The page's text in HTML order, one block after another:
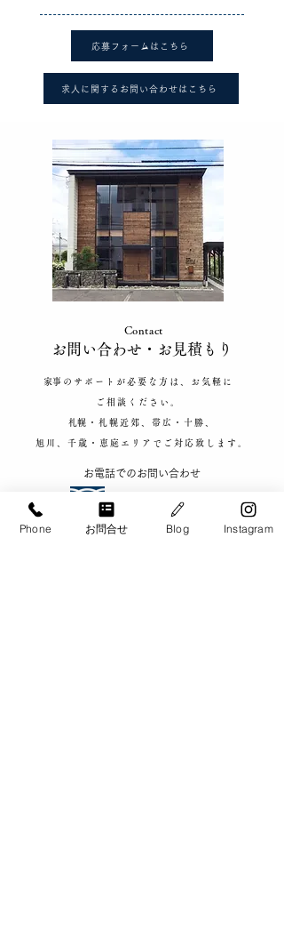
応募フォームはこちら
求人に関するお問い合わせはこちら
Contact
​お問い合わせ​・お見積もり
​家事のサポートが必要な方は、お気軽に
ご相談ください。
​札幌・札幌近郊、帯広・十勝、
旭川、千歳・恵庭エリアで ご対応致します。
​お電話でのお問い合わせ
【お問い合わせ対応可能時間】​9:00 - 20:00
Phone お問合せ Blog Instagram